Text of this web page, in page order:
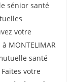
sénior santé
votre
MONTELIMAR
santé
Faites votre